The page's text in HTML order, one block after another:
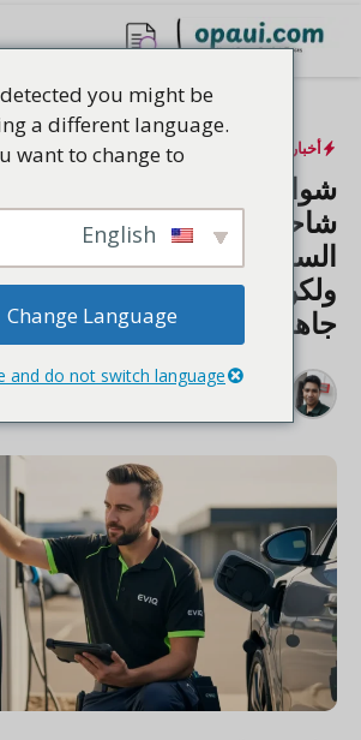
أخبار السيارات المتنقلة, التكنولوجيا
شاحن الجريء في المملكة
السعودية - 88 شاحنًا
ولكن هل يمكن أن تكون
جاهزة بحلول عام 2027؟
بواسطةعرفات
you might be
a different language.
want to change to:
Change Language
and do not switch language